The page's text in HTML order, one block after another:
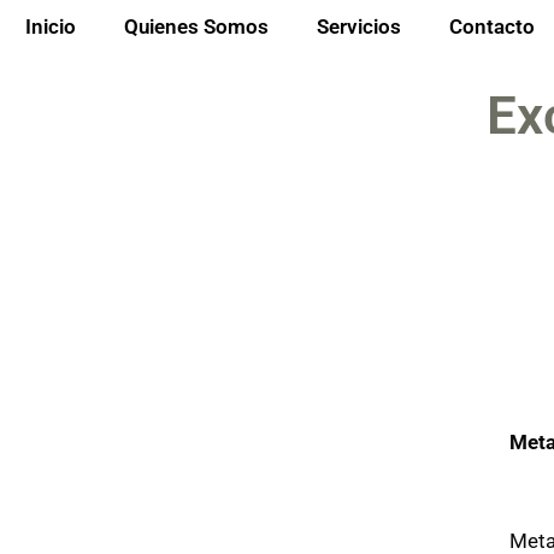
Inicio Quienes Somos Servicios Contacto